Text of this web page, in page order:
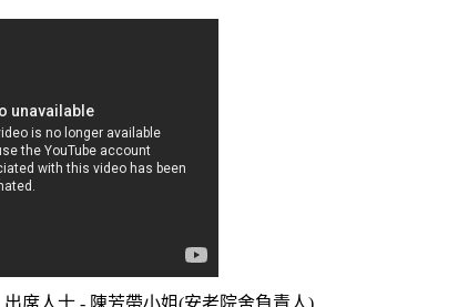
席人士 - 陳芳帶小姐(安老院舍負責人)